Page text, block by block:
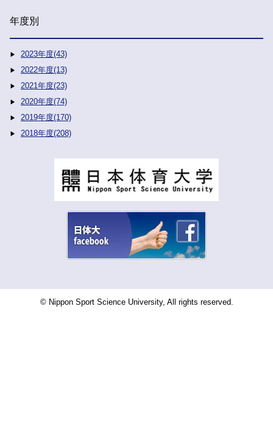
年度別
2023年度(43)
2022年度(13)
2021年度(23)
2020年度(74)
2019年度(170)
2018年度(208)
© Nippon Sport Science University, All rights reserved.